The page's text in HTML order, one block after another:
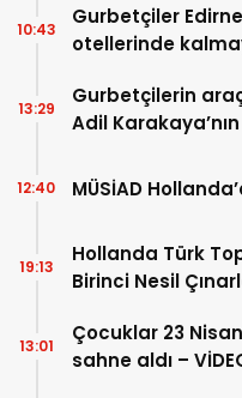
Gurbetçiler
otellerinde
10:43
Gurbetçilerin
Adil
13:29
MÜSİAD
12:40
Hollanda Türk
Birinci Nesil
19:13
Çocuklar 23
sahne aldı –
13:01